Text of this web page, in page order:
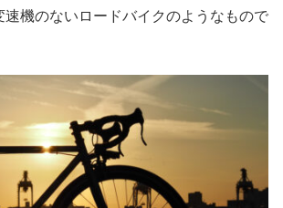
速機のないロードバイクのようなもので